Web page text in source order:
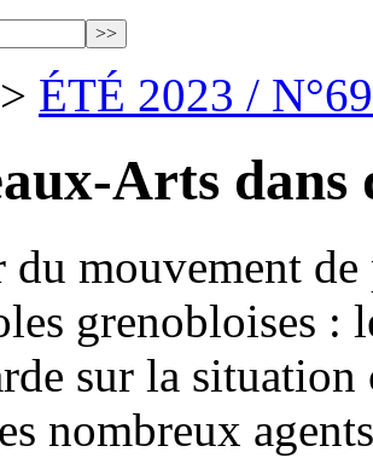
> ÉTÉ 2023 / N°69
Arts dans
mouvement
grenobloises :
sur la
nombreux